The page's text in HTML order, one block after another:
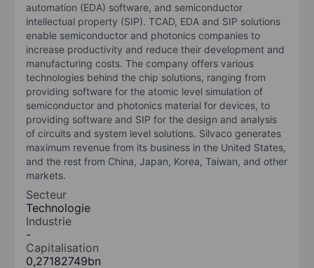
automation (EDA) software, and semiconductor
intellectual property (SIP). TCAD, EDA and SIP solutions
enable semiconductor and photonics companies to
increase productivity and reduce their development and
manufacturing costs. The company offers various
technologies behind the chip solutions, ranging from
providing software for the atomic level simulation of
semiconductor and photonics material for devices, to
providing software and SIP for the design and analysis
of circuits and system level solutions. Silvaco generates
maximum revenue from its business in the United States,
and the rest from China, Japan, Korea, Taiwan, and other
markets.
Secteur
Technologie
Industrie
-
Capitalisation
0,27182749bn